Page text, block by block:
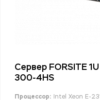
Сервер FORSITE 1U
300-4HS
Процессор: Intel Xeon E-